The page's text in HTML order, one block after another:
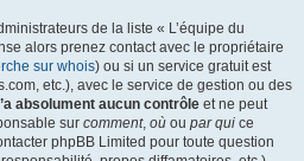
de la liste « L’équipe du
alors prenez contact avec le propriétaire
sur whois) ou si un service gratuit est
etc.), avec le service de gestion ou des
absolument aucun contrôle et ne peut
sur comment, où ou par qui ce
phpBB Limited pour toute question